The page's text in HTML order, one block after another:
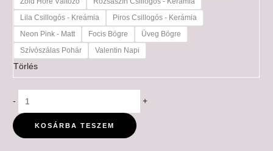
Lila Csillogós - Kreámia
Piros Csillogós - Kerámia
Neon Pink - Matt
Focis Bögre
Üveg Bögre
Szívószálas Pohár
Valentin Napi
Törlés
- +
KOSÁRBA TESZEM